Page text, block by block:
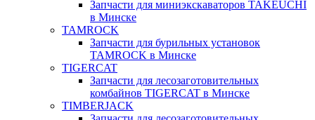
Запчасти для миниэкскаваторов TAKEUCHI
в Минске
TAMROCK
Запчасти для бурильных установок
TAMROCK в Минске
TIGERCAT
Запчасти для лесозаготовительных
комбайнов TIGERCAT в Минске
TIMBERJACK